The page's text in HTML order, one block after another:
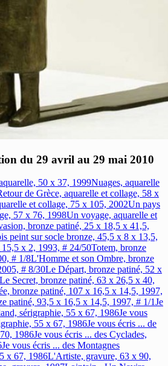
du 29 avril au 29 mai 2010
50 x 37, 1999Nuages, aquarelle
de Grèce, aquarelle et collage, 58 x
et collage, 75 x 105, 2002Un pays
57 x 76, 1998Un voyage, aquarelle et
bronze patiné, 25 x 18,5 x 41,5,
peint sur socle bronze, 45,5 x 8 x 13,5,
x 2, 1993, # 24/50Totem, bronze
# 1/8L'Homme et son Ombre, bronze
# 8/30Le Départ, bronze patiné, 52 x
Le Secret, bronze patiné, 63 x 26,5 x 40,
bronze patiné, 107 x 16,5 x 14,5, 1997,
patiné, 93,5 x 16,5 x 14,5, 1997, # 1/1Je
sérigraphie, 55 x 67, 1986Je vous
55 x 67, 1986Je vous écris ... de
1986Je vous écris ... des Cyclades,
Je vous écris ... des Montagnes
x 67, 1986L'Artiste, gravure, 63 x 90,